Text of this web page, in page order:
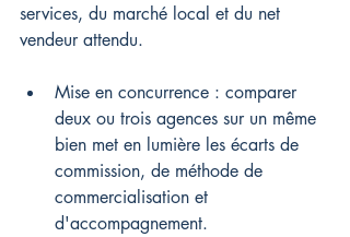
services, du marché local et du net
vendeur attendu.
Mise en concurrence : comparer
deux ou trois agences sur un même
bien met en lumière les écarts de
commission, de méthode de
commercialisation et
d'accompagnement.